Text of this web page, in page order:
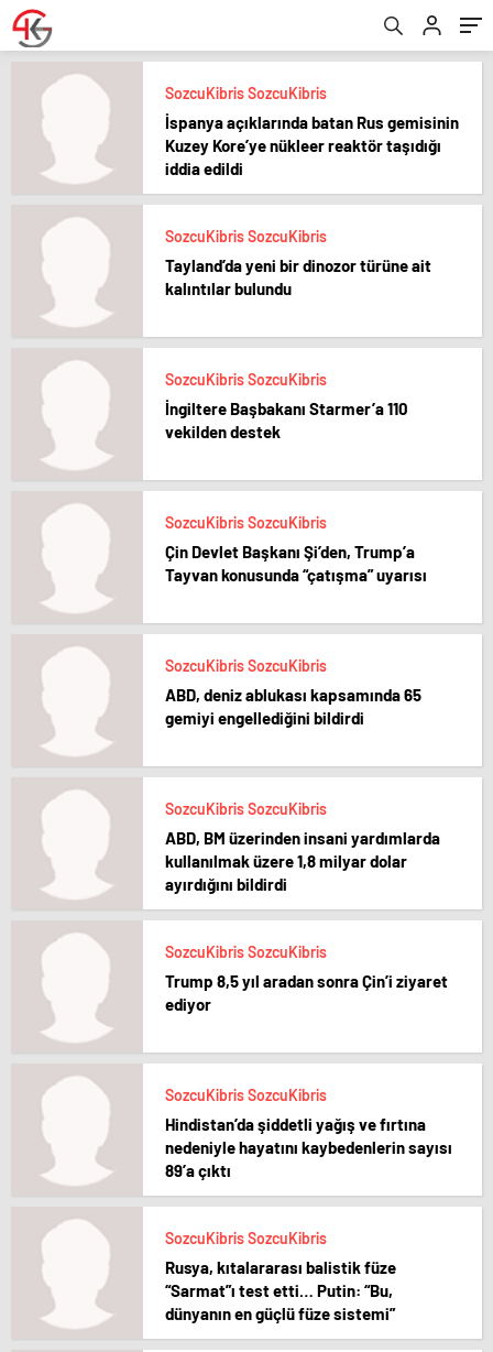
SozcuKibris SozcuKibris
İspanya açıklarında batan Rus gemisinin
Kuzey Kore’ye nükleer reaktör taşıdığı
iddia edildi
SozcuKibris SozcuKibris
Tayland’da yeni bir dinozor türüne ait
kalıntılar bulundu
SozcuKibris SozcuKibris
İngiltere Başbakanı Starmer’a 110
vekilden destek
SozcuKibris SozcuKibris
Çin Devlet Başkanı Şi’den, Trump’a
Tayvan konusunda “çatışma” uyarısı
SozcuKibris SozcuKibris
ABD, deniz ablukası kapsamında 65
gemiyi engellediğini bildirdi
SozcuKibris SozcuKibris
ABD, BM üzerinden insani yardımlarda
kullanılmak üzere 1,8 milyar dolar
ayırdığını bildirdi
SozcuKibris SozcuKibris
Trump 8,5 yıl aradan sonra Çin’i ziyaret
ediyor
SozcuKibris SozcuKibris
Hindistan’da şiddetli yağış ve fırtına
nedeniyle hayatını kaybedenlerin sayısı
89’a çıktı
SozcuKibris SozcuKibris
Rusya, kıtalararası balistik füze
“Sarmat”ı test etti… Putin: “Bu,
dünyanın en güçlü füze sistemi”